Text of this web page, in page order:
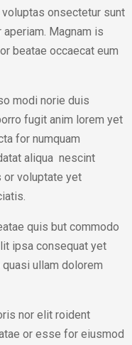
onsectetur sunt
Magnam is
beatae occaecat eum
modi norie duis
fugit anim lorem yet
for numquam
aliqua nescint
or voluptate yet
quis but commodo
ipsa consequat yet
ullam dolorem
nor elit roident
or esse for eiusmod